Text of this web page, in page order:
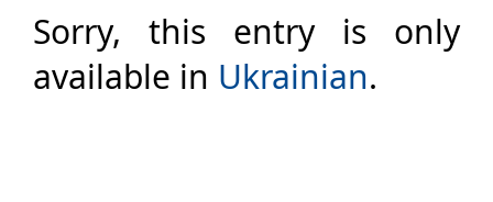
Sorry, this entry is only
available in Ukrainian.